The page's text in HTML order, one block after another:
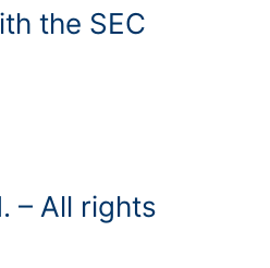
the SEC
– All rights